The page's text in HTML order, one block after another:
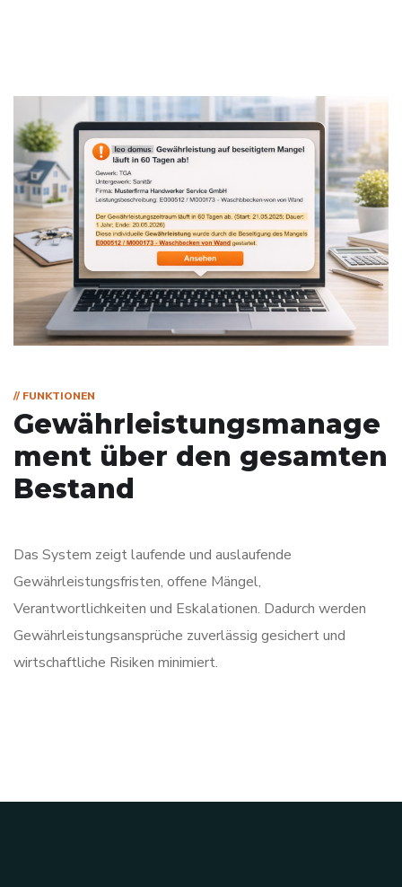
// FUNKTIONEN
Gewährleistungsmanage
ment über den gesamten
Bestand
Das System zeigt laufende und auslaufende
Gewährleistungsfristen, offene Mängel,
Verantwortlichkeiten und Eskalationen. Dadurch werden
Gewährleistungsansprüche zuverlässig gesichert und
wirtschaftliche Risiken minimiert.